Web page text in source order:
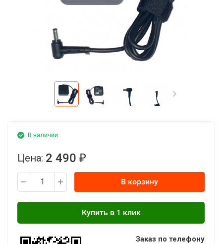
В наличии
Цена: 2 490 ₽
В корзину
Заказ по телефону